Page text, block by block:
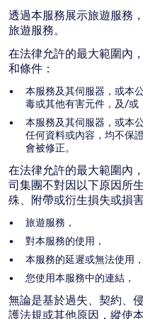
透過本服務展示旅遊服務
旅遊服務。
在法律允許的最大範圍內
和條件：
本服務及其伺服器，或本
毒或其他有害元件，及/或
本服務及其伺服器，或本
任何資料或內容，均不保
會被修正。
在法律允許的最大範圍內
司集團不對因以下原因所
殊、附帶或衍生損失或損
旅遊服務，
對本服務的使用，
本服務的延遲或無法使用
您使用本服務中的連結，
無論是基於過失、契約、
護法規或其他原因，縱使